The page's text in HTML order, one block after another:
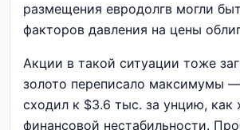
размещения евродолгв могли
факторов давления на цены
Акции в такой ситуации тоже
золото переписало максимумы
сходил к $3.6 тыс. за унцию, как
финансовой нестабильности.